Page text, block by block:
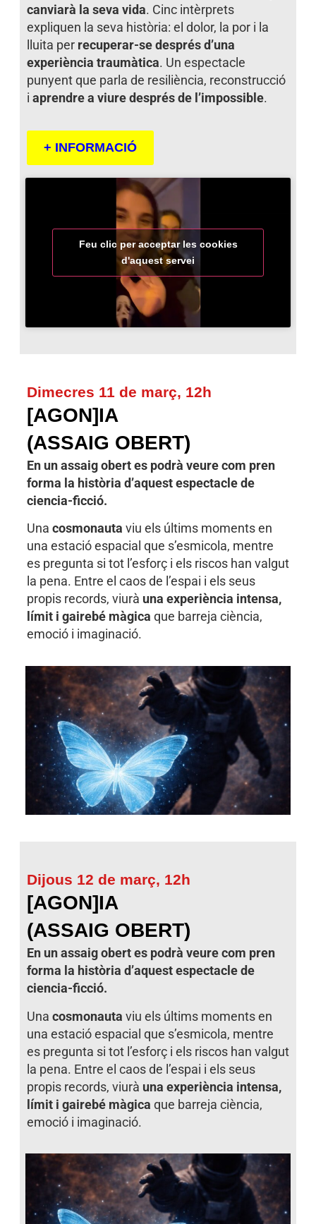
canviarà la seva vida. Cinc intèrprets
expliquen la seva història: el dolor, la por i la
lluita per recuperar-se després d’una
experiència traumàtica. Un espectacle
punyent que parla de resiliència, reconstrucció
i aprendre a viure després de l’impossible.
+ INFORMACIÓ
Feu clic per acceptar les cookies
d'aquest servei
Dimecres 11 de març, 12h
[AGON]IA
(ASSAIG OBERT)
En un assaig obert es podrà veure com pren
forma la història d’aquest espectacle de
ciencia-ficció.
Una cosmonauta viu els últims moments en
una estació espacial que s’esmicola, mentre
es pregunta si tot l’esforç i els riscos han valgut
la pena. Entre el caos de l’espai i els seus
propis records, viurà una experiència intensa,
límit i gairebé màgica que barreja ciència,
emoció i imaginació.
Dijous 12 de març, 12h
[AGON]IA
(ASSAIG OBERT)
En un assaig obert es podrà veure com pren
forma la història d’aquest espectacle de
ciencia-ficció.
Una cosmonauta viu els últims moments en
una estació espacial que s’esmicola, mentre
es pregunta si tot l’esforç i els riscos han valgut
la pena. Entre el caos de l’espai i els seus
propis records, viurà una experiència intensa,
límit i gairebé màgica que barreja ciència,
emoció i imaginació.